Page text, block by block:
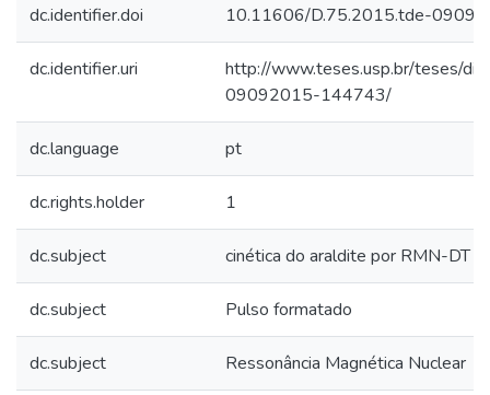
dc.identifier.doi 10.11606/D.75.2015.tde-
dc.identifier.uri
http://www.teses.usp.br/teses/
09092015-144743/
dc.language pt
dc.rights.holder 1
dc.subject cinética do araldite por RMN-DT
dc.subject Pulso formatado
dc.subject Ressonância Magnética Nuclear